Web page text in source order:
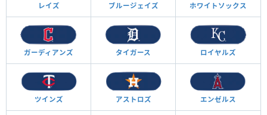
レイズ ブルージェイズ ホワイトソックス
ガーディアンズ タイガース ロイヤルズ
ツインズ アストロズ エンゼルス